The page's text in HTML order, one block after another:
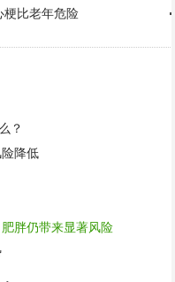
梗比老年危险
？
降低
胖仍带来显著风险